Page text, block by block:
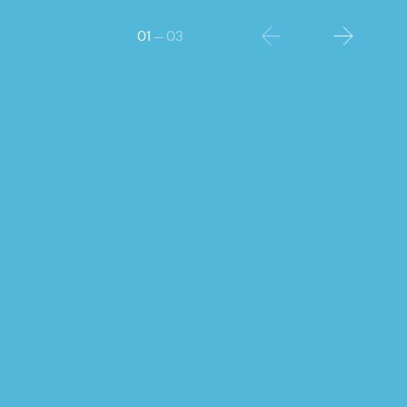
01 — 03